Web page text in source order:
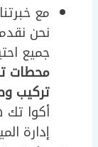
مع
نحن
جميع
محطات
تركيب
أكوا
إدارة